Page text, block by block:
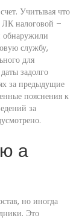
Учитывая что
ЛК налоговой –
обнаружили
службу,
для
задолго
за предыдущие
пояснения к
за
а
но иногда
Это